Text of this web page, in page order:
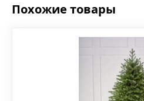
Похожие товары